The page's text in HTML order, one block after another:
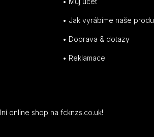
• Jak vyrábíme naše
• Doprava & dotazy
• Reklamace
online shop na fcknzs.co.uk!